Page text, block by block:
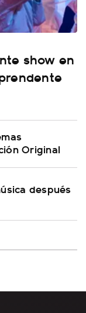
show en
Original
después